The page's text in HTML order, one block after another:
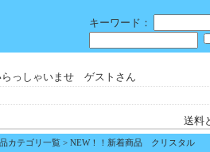
キーワード：
らっしゃいませ ゲストさん
送料
カテゴリ一覧 > NEW！！新着商品 クリスタル